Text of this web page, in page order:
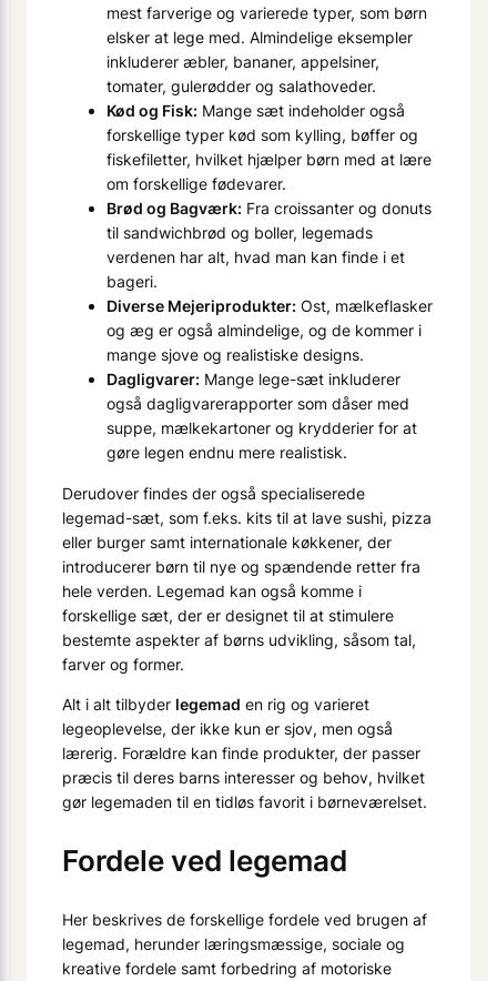
mest farverige og varierede typer, som børn
elsker at lege med. Almindelige eksempler
inkluderer æbler, bananer, appelsiner,
tomater, gulerødder og salathoveder.
Kød og Fisk: Mange sæt indeholder også
forskellige typer kød som kylling, bøffer og
fiskefiletter, hvilket hjælper børn med at lære
om forskellige fødevarer.
Brød og Bagværk: Fra croissanter og donuts
til sandwichbrød og boller, legemads
verdenen har alt, hvad man kan finde i et
bageri.
Diverse Mejeriprodukter: Ost, mælkeflasker
og æg er også almindelige, og de kommer i
mange sjove og realistiske designs.
Dagligvarer: Mange lege-sæt inkluderer
også dagligvarerapporter som dåser med
suppe, mælkekartoner og krydderier for at
gøre legen endnu mere realistisk.
Derudover findes der også specialiserede
legemad-sæt, som f.eks. kits til at lave sushi, pizza
eller burger samt internationale køkkener, der
introducerer børn til nye og spændende retter fra
hele verden. Legemad kan også komme i
forskellige sæt, der er designet til at stimulere
bestemte aspekter af børns udvikling, såsom tal,
farver og former.
Alt i alt tilbyder legemad en rig og varieret
legeoplevelse, der ikke kun er sjov, men også
lærerig. Forældre kan finde produkter, der passer
præcis til deres barns interesser og behov, hvilket
gør legemaden til en tidløs favorit i børneværelset.
Fordele ved legemad
Her beskrives de forskellige fordele ved brugen af
legemad, herunder læringsmæssige, sociale og
kreative fordele samt forbedring af motoriske